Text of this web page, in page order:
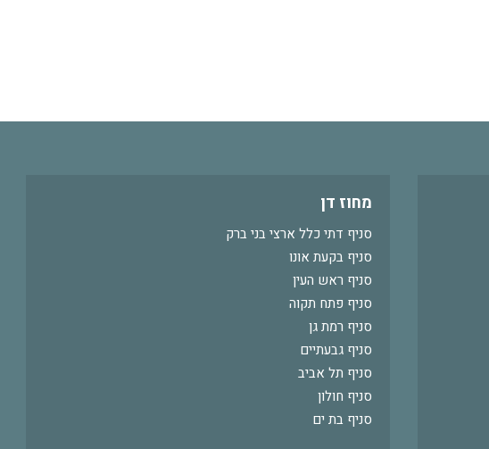
מחוז דן
סניף דתי כלל ארצי בני ברק
סניף בקעת אונו
סניף ראש העין
סניף פתח תקוה
סניף רמת גן
סניף גבעתיים
סניף תל אביב
סניף חולון
סניף בת ים